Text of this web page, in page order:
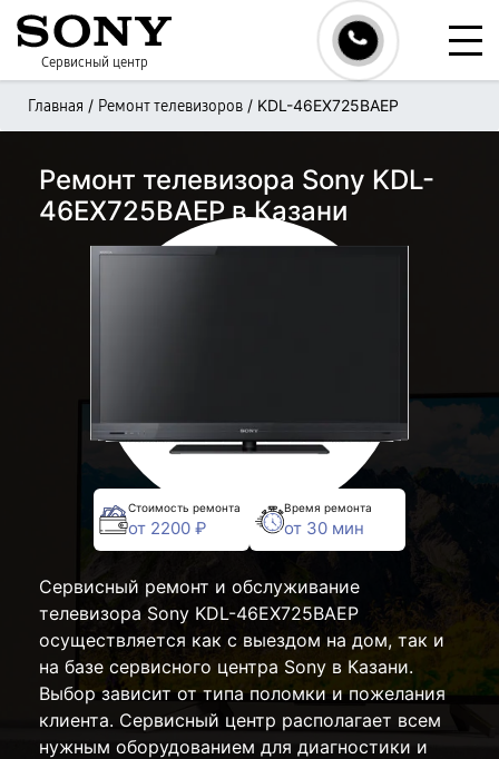
Сервисный центр
Главная / Ремонт телевизоров / KDL-46EX725BAEP
Ремонт телевизора Sony KDL-
46EX725BAEP в Казани
Стоимость ремонта
от 2200 ₽
Время ремонта
от 30 мин
Сервисный ремонт и обслуживание
телевизора Sony KDL-46EX725BAEP
осуществляется как с выездом на дом, так и
на базе сервисного центра Sony в Казани.
Выбор зависит от типа поломки и пожелания
клиента. Сервисный центр располагает всем
нужным оборудованием для диагностики и